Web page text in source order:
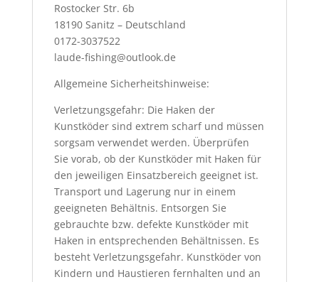
Rostocker Str. 6b
18190 Sanitz – Deutschland
0172-3037522
laude-fishing@outlook.de
Allgemeine Sicherheitshinweise:
Verletzungsgefahr: Die Haken der
Kunstköder sind extrem scharf und müssen
sorgsam verwendet werden. Überprüfen
Sie vorab, ob der Kunstköder mit Haken für
den jeweiligen Einsatzbereich geeignet ist.
Transport und Lagerung nur in einem
geeigneten Behältnis. Entsorgen Sie
gebrauchte bzw. defekte Kunstköder mit
Haken in entsprechenden Behältnissen. Es
besteht Verletzungsgefahr. Kunstköder von
Kindern und Haustieren fernhalten und an